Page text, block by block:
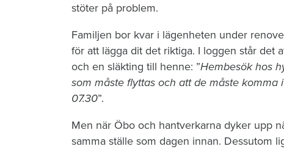
stöter på problem.
Familjen bor kvar i lägenheten under
för att lägga dit det riktiga. I loggen står det
och en släkting till henne: ”Hembesök hos
som måste flyttas och att de måste
07.30”.
Men när Öbo och hantverkarna dyker upp
samma ställe som dagen innan. Dessutom